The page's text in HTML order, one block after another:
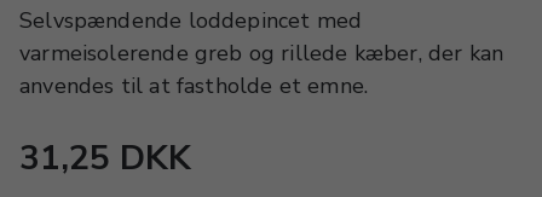
Selvspændende loddepincet med
varmeisolerende greb og rillede kæber, der kan
anvendes til at fastholde et emne.
31,25 DKK